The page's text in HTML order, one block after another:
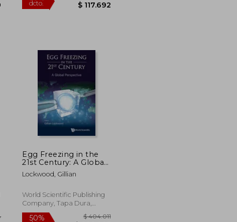
$ 128.309 dcto.
Egg Freezing in the
21st Century: A Global
Perspective (en
Inglés)
Lockwood, Gillian
World Scientific Publishing
Company, Tapa Dura,
Nuevo